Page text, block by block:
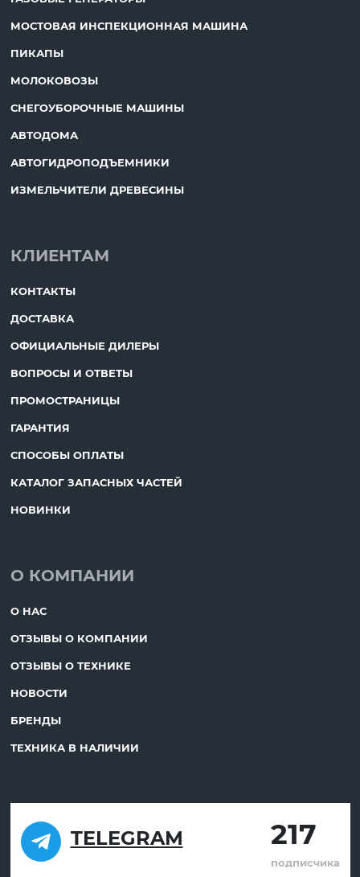
МОСТОВАЯ ИНСПЕКЦИОННАЯ МАШИНА
ПИКАПЫ
МОЛОКОВОЗЫ
СНЕГОУБОРОЧНЫЕ МАШИНЫ
АВТОДОМА
АВТОГИДРОПОДЪЕМНИКИ
ИЗМЕЛЬЧИТЕЛИ ДРЕВЕСИНЫ
КЛИЕНТАМ
КОНТАКТЫ
ДОСТАВКА
ОФИЦИАЛЬНЫЕ ДИЛЕРЫ
ВОПРОСЫ И ОТВЕТЫ
ПРОМОСТРАНИЦЫ
ГАРАНТИЯ
СПОСОБЫ ОПЛАТЫ
КАТАЛОГ ЗАПАСНЫХ ЧАСТЕЙ
НОВИНКИ
О КОМПАНИИ
О НАС
ОТЗЫВЫ О КОМПАНИИ
ОТЗЫВЫ О ТЕХНИКЕ
НОВОСТИ
БРЕНДЫ
ТЕХНИКА В НАЛИЧИИ
TELEGRAM 217
подписчика